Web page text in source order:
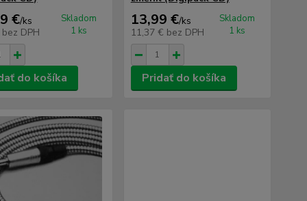
€/ks
bez DPH
Skladom
1 ks
do košíka
13,99 €/ks
11,37 € bez DPH
Skladom
1 ks
Pridať do košíka